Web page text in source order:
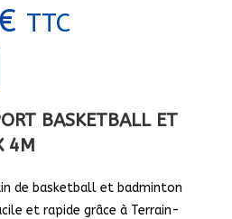
TTC
BASKETBALL ET
4M
de basketball et badminton
et rapide grâce à Terrain-